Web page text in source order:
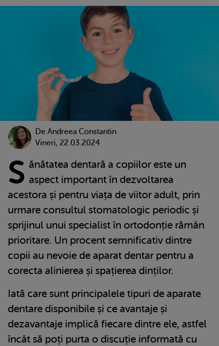
De Andreea Constantin
Vineri, 22.03.2024
S ănătatea dentară a copiilor este un
aspect important în dezvoltarea
acestora și pentru viața de viitor adult, prin
urmare consultul stomatologic periodic și
sprijinul unui specialist în ortodonție rămân
prioritare. Un procent semnificativ dintre
copii au nevoie de aparat dentar pentru a
corecta alinierea și spațierea dinților.
Iată care sunt principalele tipuri de aparate
dentare disponibile și ce avantaje și
dezavantaje implică fiecare dintre ele, astfel
încât să poți purta o discuție informată cu